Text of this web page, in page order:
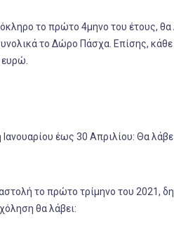
το πρώτο 4μηνο του έτους, θα
το Δώρο Πάσχα. Επίσης,
Ιανουαρίου έως 30 Απριλίου: Θα
το πρώτο τρίμηνο του 2021,
θα λάβει: